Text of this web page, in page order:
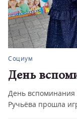
Социум
День
День
Ручьёва прошла